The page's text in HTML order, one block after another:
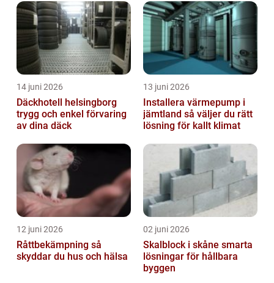
14 juni 2026
Däckhotell helsingborg
trygg och enkel förvaring
av dina däck
13 juni 2026
Installera värmepump i
jämtland så väljer du rätt
lösning för kallt klimat
12 juni 2026
Råttbekämpning så
skyddar du hus och hälsa
02 juni 2026
Skalblock i skåne smarta
lösningar för hållbara
byggen